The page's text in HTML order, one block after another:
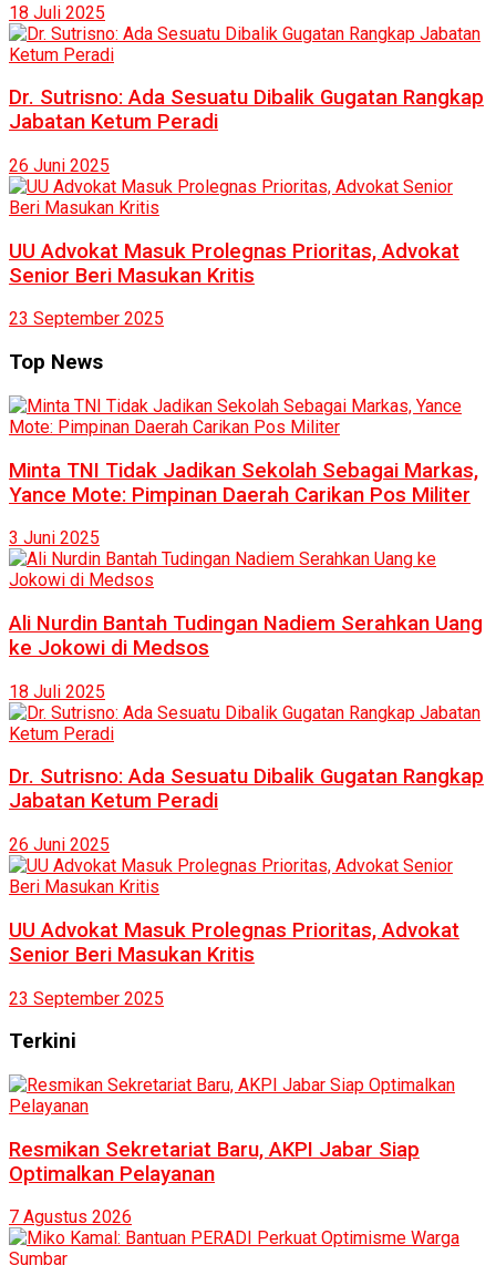
18 Juli 2025
Dr. Sutrisno: Ada Sesuatu Dibalik Gugatan Rangkap
Jabatan Ketum Peradi
26 Juni 2025
UU Advokat Masuk Prolegnas Prioritas, Advokat
Senior Beri Masukan Kritis
23 September 2025
Top News
Minta TNI Tidak Jadikan Sekolah Sebagai Markas,
Yance Mote: Pimpinan Daerah Carikan Pos Militer
3 Juni 2025
Ali Nurdin Bantah Tudingan Nadiem Serahkan Uang
ke Jokowi di Medsos
18 Juli 2025
Dr. Sutrisno: Ada Sesuatu Dibalik Gugatan Rangkap
Jabatan Ketum Peradi
26 Juni 2025
UU Advokat Masuk Prolegnas Prioritas, Advokat
Senior Beri Masukan Kritis
23 September 2025
Terkini
Resmikan Sekretariat Baru, AKPI Jabar Siap
Optimalkan Pelayanan
7 Agustus 2026